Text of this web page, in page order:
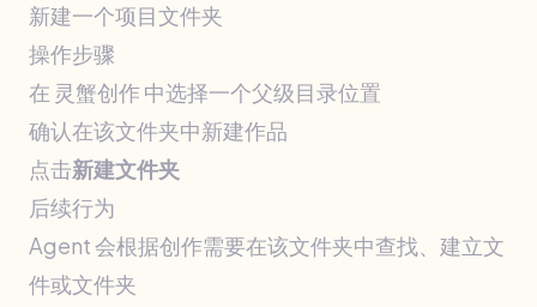
新建一个项目文件夹
操作步骤
在 灵蟹创作 中选择一个父级目录位置
确认在该文件夹中新建作品
点击新建文件夹
后续行为
Agent 会根据创作需要在该文件夹中查找、建立文
件或文件夹